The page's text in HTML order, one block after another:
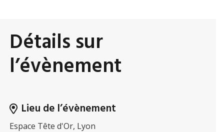
Détails sur
l’évènement
Lieu de l’évènement
Espace Tête d'Or, Lyon